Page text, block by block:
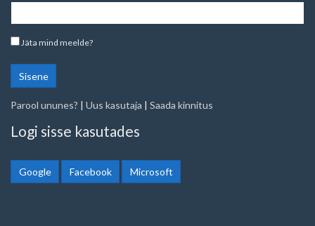
Jäta mind meelde?
Sisene
Parool ununes? | Uus kasutaja | Saada kinnitus
Logi sisse kasutades
Google Facebook Microsoft